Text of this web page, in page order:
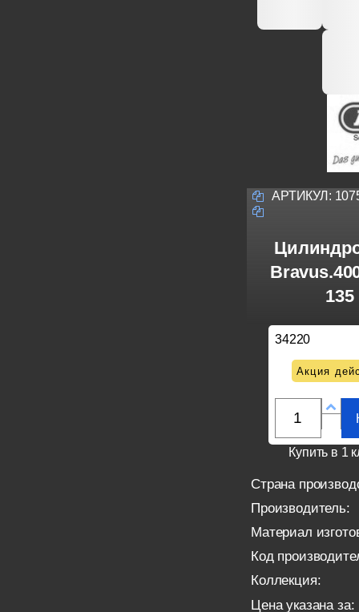
АРТИКУЛ:
34220
Акция
Купить в 1
Страна
Производитель:
Материал
Код
Коллекция:
Цена указана за: